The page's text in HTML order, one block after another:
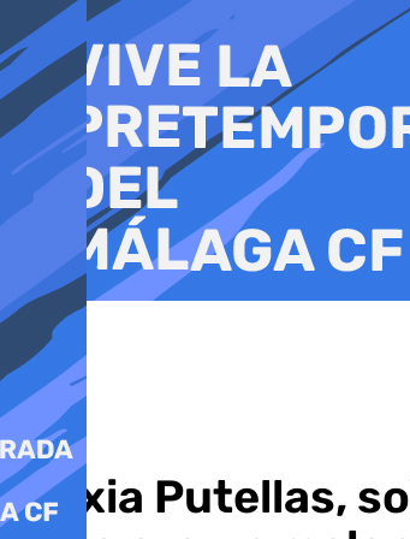
al
contenido
Alexia Putellas,